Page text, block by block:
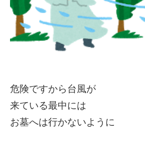
危険ですから台風が
来ている最中には
お墓へは行かないように